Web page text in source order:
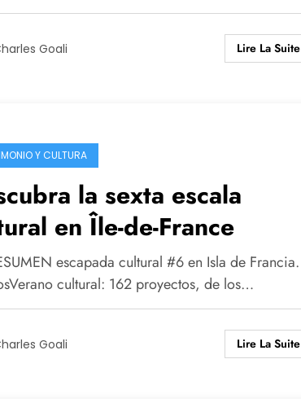
Goali Lire La Suite
Y CULTURA
la sexta escala
en Île-de-France
escapada cultural #6 en Isla de Francia.
cultural: 162 proyectos, de los…
Goali Lire La Suite